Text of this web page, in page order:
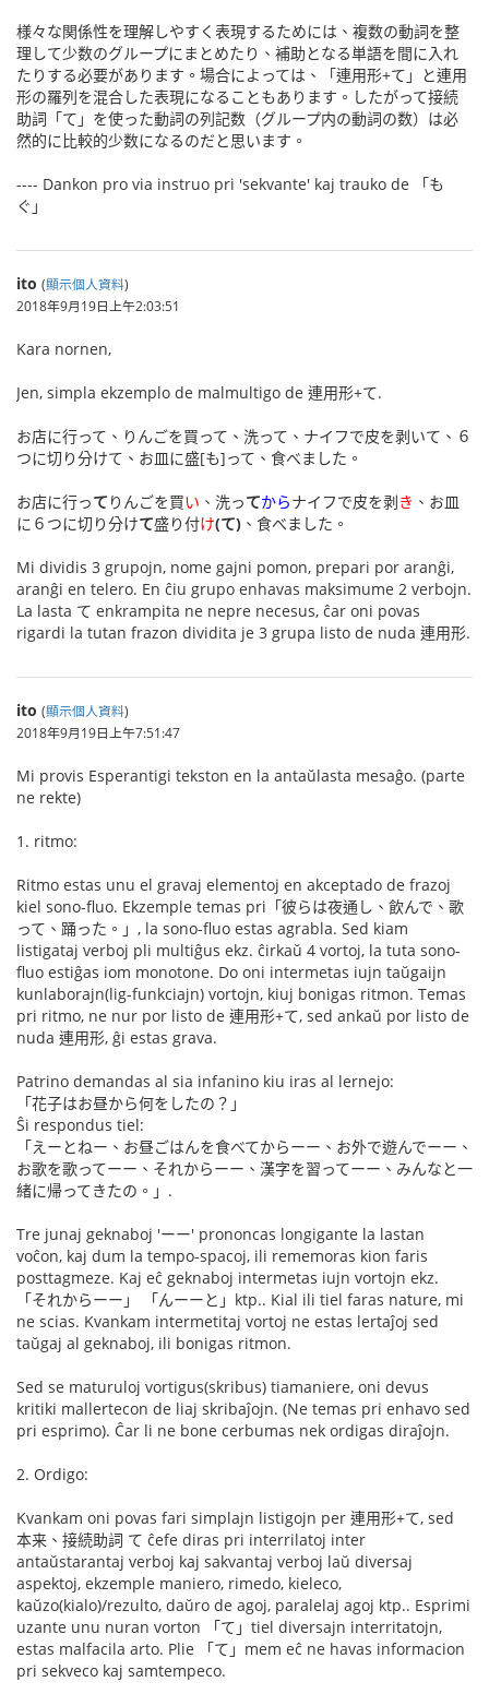
様々な関係性を理解しやすく表現するためには、複数の動詞を整
理して少数のグループにまとめたり、補助となる単語を間に入れ
たりする必要があります。場合によっては、「連用形+て」と連用
形の羅列を混合した表現になることもあります。したがって接続
助詞「て」を使った動詞の列記数（グループ内の動詞の数）は必
然的に比較的少数になるのだと思います。
---- Dankon pro via instruo pri 'sekvante' kaj trauko de 「も
ぐ」
ito (顯示個人資料)
2018年9月19日上午2:03:51
Kara nornen,
Jen, simpla ekzemplo de malmultigo de 連用形+て.
お店に行って、りんごを買って、洗って、ナイフで皮を剥いて、６
つに切り分けて、お皿に盛[も]って、食べました。
お店に行って りんごを買い 、洗ってからナイフで皮を剥き 、お皿
に６つに切り分けて盛り付け(て) 、食べました。
Mi dividis 3 grupojn, nome gajni pomon, prepari por aranĝi,
aranĝi en telero. En ĉiu grupo enhavas maksimume 2 verbojn.
La lasta て enkrampita ne nepre necesus, ĉar oni povas
rigardi la tutan frazon dividita je 3 grupa listo de nuda 連用形.
ito (顯示個人資料)
2018年9月19日上午7:51:47
Mi provis Esperantigi tekston en la antaŭlasta mesaĝo. (parte
ne rekte)
1. ritmo:
Ritmo estas unu el gravaj elementoj en akceptado de frazoj
kiel sono-fluo. Ekzemple temas pri「彼らは夜通し、飲んで、歌
って、踊った。」, la sono-fluo estas agrabla. Sed kiam
listigataj verboj pli multiĝus ekz. ĉirkaŭ 4 vortoj, la tuta sono-
fluo estiĝas iom monotone. Do oni intermetas iujn taŭgaijn
kunlaborajn(lig-funkciajn) vortojn, kiuj bonigas ritmon. Temas
pri ritmo, ne nur por listo de 連用形+て, sed ankaŭ por listo de
nuda 連用形, ĝi estas grava.
Patrino demandas al sia infanino kiu iras al lernejo:
「花子はお昼から何をしたの？」
Ŝi respondus tiel:
「えーとねー、お昼ごはんを食べてからーー、お外で遊んでーー、
お歌を歌ってーー、それからーー、漢字を習ってーー、みんなと一
緒に帰ってきたの。」.
Tre junaj geknaboj 'ーー' prononcas longigante la lastan
voĉon, kaj dum la tempo-spacoj, ili rememoras kion faris
posttagmeze. Kaj eĉ geknaboj intermetas iujn vortojn ekz.
「それからーー」 「んーーと」ktp.. Kial ili tiel faras nature, mi
ne scias. Kvankam intermetitaj vortoj ne estas lertaĵoj sed
taŭgaj al geknaboj, ili bonigas ritmon.
Sed se maturuloj vortigus(skribus) tiamaniere, oni devus
kritiki mallertecon de liaj skribaĵojn. (Ne temas pri enhavo sed
pri esprimo). Ĉar li ne bone cerbumas nek ordigas diraĵojn.
2. Ordigo:
Kvankam oni povas fari simplajn listigojn per 連用形+て, sed
本来、接続助詞 て ĉefe diras pri interrilatoj inter
antaŭstarantaj verboj kaj sakvantaj verboj laŭ diversaj
aspektoj, ekzemple maniero, rimedo, kieleco,
kaŭzo(kialo)/rezulto, daŭro de agoj, paralelaj agoj ktp.. Esprimi
uzante unu nuran vorton 「て」tiel diversajn interritatojn,
estas malfacila arto. Plie 「て」mem eĉ ne havas informacion
pri sekveco kaj samtempeco.